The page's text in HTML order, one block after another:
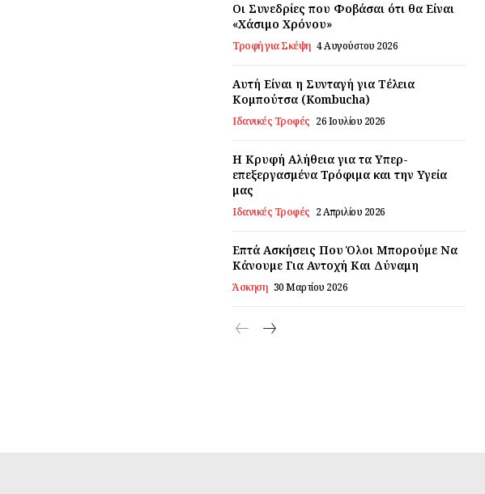
Οι Συνεδρίες που Φοβάσαι ότι θα Είναι
«Χάσιμο Χρόνου»
Τροφή για Σκέψη 4 Αυγούστου 2026
Αυτή Είναι η Συνταγή για Τέλεια
Κομπούτσα (Kombucha)
Ιδανικές Τροφές 26 Ιουλίου 2026
Η Κρυφή Αλήθεια για τα Υπερ-
επεξεργασμένα Τρόφιμα και την Υγεία
μας
Ιδανικές Τροφές 2 Απριλίου 2026
Επτά Ασκήσεις Που Όλοι Μπορούμε Να
Κάνουμε Για Αντοχή Και Δύναμη
Άσκηση 30 Μαρτίου 2026